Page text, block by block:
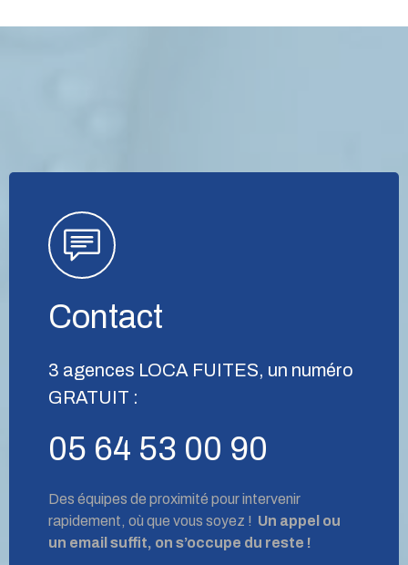
Contact
3 agences LOCA FUITES, un numéro
GRATUIT :
05 64 53 00 90
Des équipes de proximité pour intervenir
rapidement, où que vous soyez ! Un appel ou
un email suffit, on s’occupe du reste !